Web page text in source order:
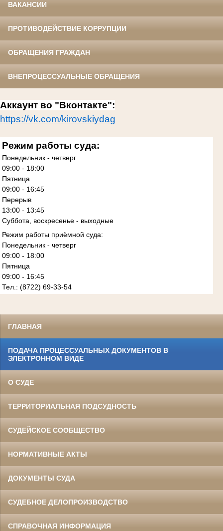
ВАКАНСИИ
ПРОТИВОДЕЙСТВИЕ КОРРУПЦИИ
ОБРАЩЕНИЯ ГРАЖДАН
ВНЕПРОЦЕССУАЛЬНЫЕ ОБРАЩЕНИЯ
Аккаунт во "Вконтакте":
https://vk.com/kirovskiydag
Режим работы суда:
Понедельник - четверг
09:00 - 18:00
Пятница
09:00 - 16:45
Перерыв
13:00 - 13:45
Суббота, воскресенье - выходные
Режим работы приёмной суда:
Понедельник - четверг
09:00 - 18:00
Пятница
09:00 - 16:45
Тел.: (8722) 69-33-54
ГЛАВНАЯ
ПОДАЧА ПРОЦЕССУАЛЬНЫХ ДОКУМЕНТОВ В
ЭЛЕКТРОННОМ ВИДЕ
О СУДЕ
ТЕРРИТОРИАЛЬНАЯ ПОДСУДНОСТЬ
СУДЕЙСКОЕ СООБЩЕСТВО
НОРМАТИВНЫЕ АКТЫ
ДОКУМЕНТЫ СУДА
СУДЕБНОЕ ДЕЛОПРОИЗВОДСТВО
СПРАВОЧНАЯ ИНФОРМАЦИЯ